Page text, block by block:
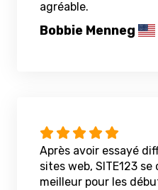
agréable.
Bobbie Menneg
Après avoir essayé
sites web, SITE123
meilleur pour les